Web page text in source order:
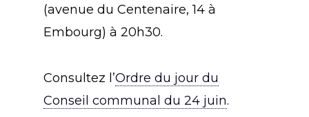
(avenue du Centenaire, 14 à
Embourg) à 20h30.
Consultez l’Ordre du jour du
Conseil communal du 24 juin.